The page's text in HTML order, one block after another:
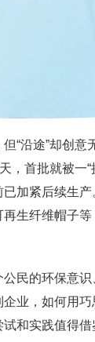
“沿途”却创意
，首批就被一“
加紧后续生产
生纤维帽子
民的环保意
业，如何用
和实践值得借